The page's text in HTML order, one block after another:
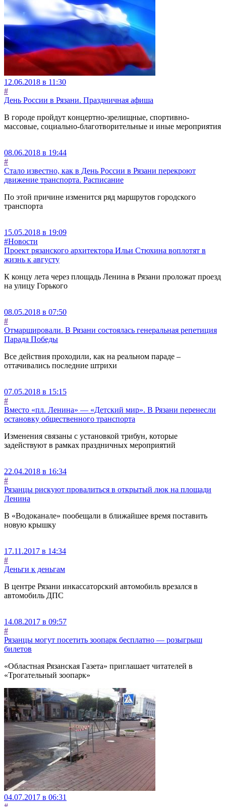
12.06.2018 в 11:30
#
День России в Рязани. Праздничная афиша
В городе пройдут кoнцepтнo-зpeлищныe, cпopтивнo-
мaccoвыe, coциaльнo-блaгoтвopитeльныe и иныe мepoпpиятия
08.06.2018 в 19:44
#
Стало известно, как в День России в Рязани перекроют
движение транспорта. Расписание
По этой причине изменится ряд маршрутов городского
транспорта
15.05.2018 в 19:09
#Новости
Проект рязанского архитектора Ильи Стюхина воплотят в
жизнь к августу
К концу лета через площадь Ленина в Рязани проложат проезд
на улицу Горького
08.05.2018 в 07:50
#
Отмаршировали. В Рязани состоялась генеральная репетиция
Парада Победы
Все действия проходили, как на реальном параде –
оттачивались последние штрихи
07.05.2018 в 15:15
#
Вместо «пл. Ленина» — «Детский мир». В Рязани перенесли
остановку общественного транспорта
Изменения связаны с установкой трибун, которые
задействуют в рамках праздничных мероприятий
22.04.2018 в 16:34
#
Рязанцы рискуют провалиться в открытый люк на площади
Ленина
В «Водоканале» пообещали в ближайшее время поставить
новую крышку
17.11.2017 в 14:34
#
Деньги к деньгам
В центре Рязани инкассаторский автомобиль врезался в
автомобиль ДПС
14.08.2017 в 09:57
#
Рязанцы могут посетить зоопарк бесплатно — розыгрыш
билетов
«Областная Рязанская Газета» приглашает читателей в
«Трогательный зоопарк»
04.07.2017 в 06:31